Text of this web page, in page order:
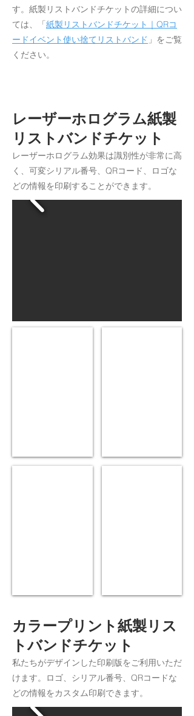
す。紙製リストバンドチケットの詳細につい
ては、「紙製リストバンドチケット｜QRコ
ードイベント使い捨てリストバンド 」をご覧
ください。
レーザーホログラム紙製
リストバンドチケット
レーザーホログラム効果は識別性が非常に高
く、可変シリアル番号、QRコード、ロゴな
どの情報を印刷することができます。
カラープリント紙製リス
トバンドチケット
私たちがデザインした印刷版をご利用いただ
けます。ロゴ、シリアル番号、QRコードな
どの情報をカスタム印刷できます。